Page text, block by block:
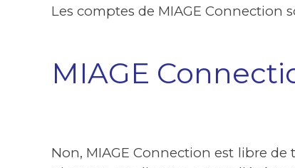
Les comptes de MIAGE Connection
MIAGE
Non, MIAGE Connection est libre